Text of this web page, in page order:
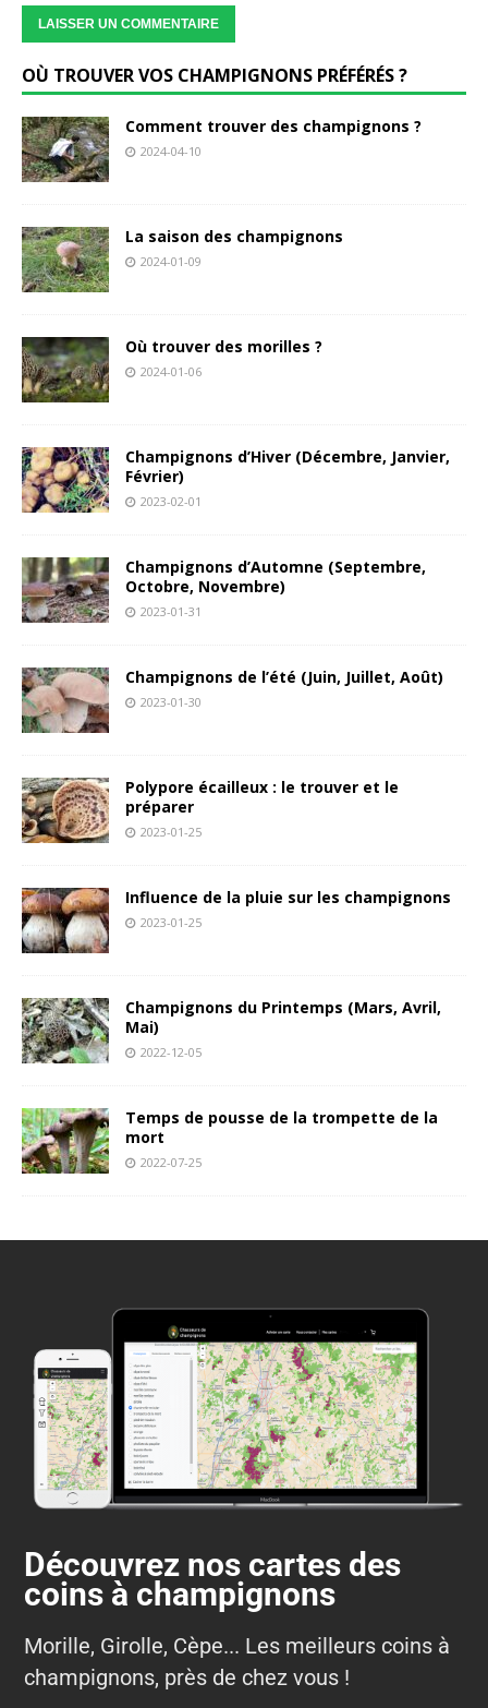
OÙ TROUVER VOS CHAMPIGNONS PRÉFÉRÉS ?
Comment trouver des champignons ?
2024-04-10
La saison des champignons
2024-01-09
Où trouver des morilles ?
2024-01-06
Champignons d’Hiver (Décembre, Janvier,
Février)
2023-02-01
Champignons d’Automne (Septembre,
Octobre, Novembre)
2023-01-31
Champignons de l’été (Juin, Juillet, Août)
2023-01-30
Polypore écailleux : le trouver et le
préparer
2023-01-25
Influence de la pluie sur les champignons
2023-01-25
Champignons du Printemps (Mars, Avril,
Mai)
2022-12-05
Temps de pousse de la trompette de la
mort
2022-07-25
Découvrez nos cartes des
coins à champignons
Morille, Girolle, Cèpe... Les meilleurs coins à
champignons, près de chez vous !